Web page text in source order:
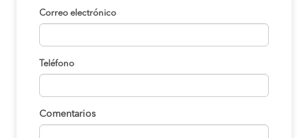
Correo electrónico
Teléfono
Comentarios